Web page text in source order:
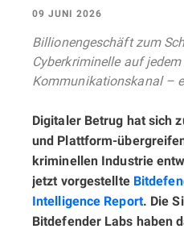
09 JUNI 2026
Billionengeschäft zum
Cyberkriminelle auf
Kommunikationskanal –
Digitaler Betrug hat sich
und Plattform-
kriminellen Industrie
jetzt vorgestellte
Intelligence Report. Die
Bitdefender Labs haben